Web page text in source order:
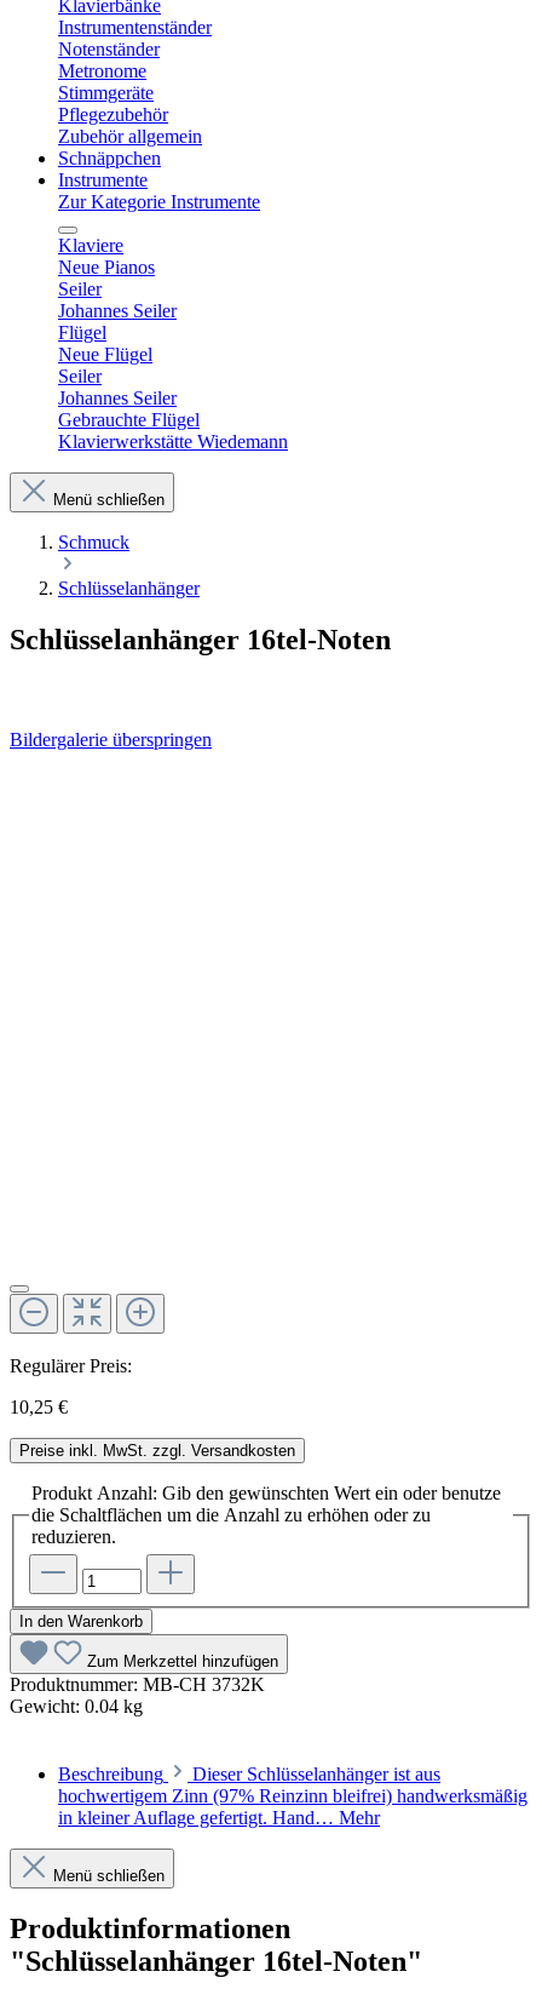
Klavierbänke
Instrumentenständer
Notenständer
Metronome
Stimmgeräte
Pflegezubehör
Zubehör allgemein
Schnäppchen
Instrumente
Zur Kategorie Instrumente
Klaviere
Neue Pianos
Seiler
Johannes Seiler
Flügel
Neue Flügel
Seiler
Johannes Seiler
Gebrauchte Flügel
Klavierwerkstätte Wiedemann
Menü schließen
Schmuck
Schlüsselanhänger
Schlüsselanhänger 16tel-Noten
Bildergalerie überspringen
Regulärer Preis:
10,25 €
Preise inkl. MwSt. zzgl. Versandkosten
Produkt Anzahl: Gib den gewünschten Wert ein oder benutze
die Schaltflächen um die Anzahl zu erhöhen oder zu
reduzieren.
In den Warenkorb
Zum Merkzettel hinzufügen
Produktnummer: MB-CH 3732K
Gewicht: 0.04 kg
Beschreibung
Dieser Schlüsselanhänger ist aus
hochwertigem Zinn (97% Reinzinn bleifrei) handwerksmäßig
in kleiner Auflage gefertigt. Hand… Mehr
Menü schließen
Produktinformationen
"Schlüsselanhänger 16tel-Noten"